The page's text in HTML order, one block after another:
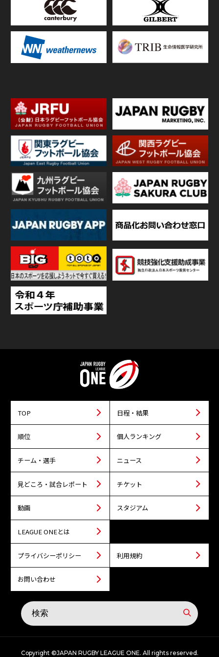
TOP 日程・結果
順位 個人ランキング
チーム・選手 ニュース
見どころ・試合レポート チケット
動画 スタジアム
LEAGUE ONEとは
プライバシーポリシー 利用規約
お問い合わせ
Copyright ©JAPAN RUGBY LEAGUE ONE. All rights reserved.